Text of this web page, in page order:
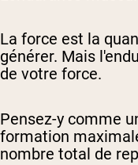
La force est la
générer. Mais
de votre force.
Pensez-y comme
formation
nombre total de